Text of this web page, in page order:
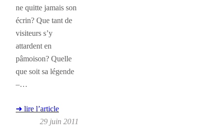
ne quitte jamais son
écrin? Que tant de
visiteurs s’y
attardent en
pâmoison? Quelle
que soit sa légende
–…
➜ lire l’article
29 juin 2011